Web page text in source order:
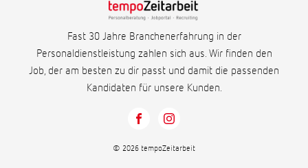
Fast 30 Jahre Branchenerfahrung in der
Personaldienstleistung zahlen sich aus. Wir finden den
Job, der am besten zu dir passt und damit die passenden
Kandidaten für unsere Kunden.
© 2026 tempoZeitarbeit